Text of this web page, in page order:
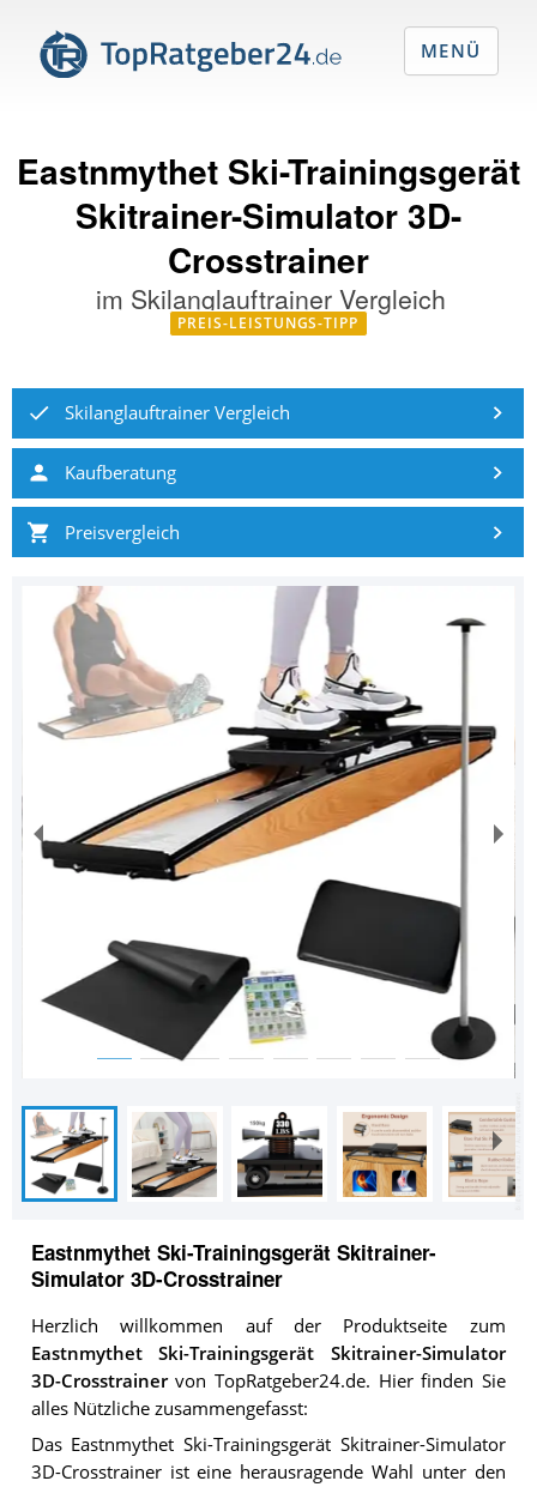
Eastnmythet Ski-Trainingsgerät
Skitrainer-Simulator 3D-
Crosstrainer
im Skilanglauftrainer Vergleich
PREIS-LEISTUNGS-TIPP
Skilanglauftrainer Vergleich
Kaufberatung
Preisvergleich
Eastnmythet Ski-Trainingsgerät Skitrainer-
Simulator 3D-Crosstrainer
Herzlich willkommen auf der Produktseite zum
Eastnmythet Ski-Trainingsgerät Skitrainer-Simulator
3D-Crosstrainervon TopRatgeber24.de. Hier finden Sie
alles Nützliche zusammengefasst:
Das Eastnmythet Ski-Trainingsgerät Skitrainer-Simulator
3D-Crosstrainer ist eine herausragende Wahl unter den
MENÜ